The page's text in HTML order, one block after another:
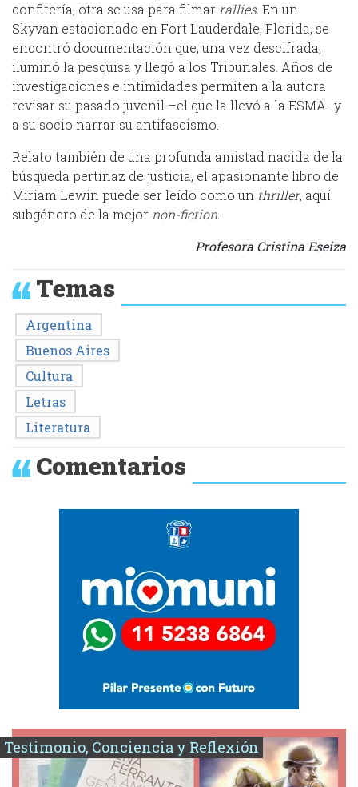
confitería, otra se usa para filmar rallies. En un
Skyvan estacionado en Fort Lauderdale, Florida, se
encontró documentación que, una vez descifrada,
iluminó la pesquisa y llegó a los Tribunales. Años de
investigaciones e intimidades permiten a la autora
revisar su pasado juvenil –el que la llevó a la ESMA- y
a su socio narrar su antifascismo.
Relato también de una profunda amistad nacida de la
búsqueda pertinaz de justicia, el apasionante libro de
Miriam Lewin puede ser leído como un thriller, aquí
subgénero de la mejor non-fiction
Profesora Cristina Eseiza
Temas
Argentina
Buenos Aires
Cultura
Letras
Literatura
Comentarios
Testimonio, Conciencia y Reflexión